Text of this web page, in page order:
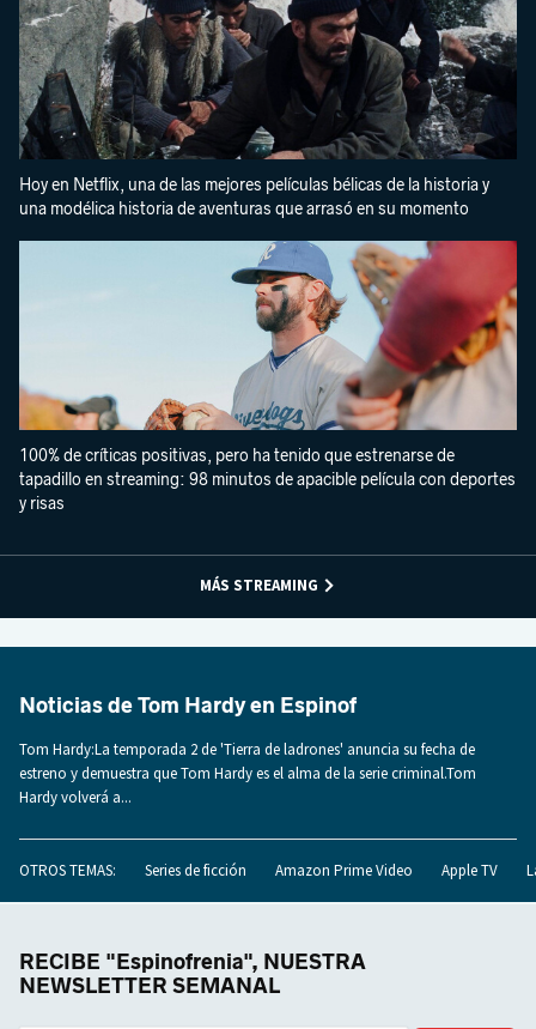
Hoy en Netflix, una de las mejores películas bélicas de la historia y
una modélica historia de aventuras que arrasó en su momento
100% de críticas positivas, pero ha tenido que estrenarse de
tapadillo en streaming: 98 minutos de apacible película con deportes
y risas
MÁS STREAMING
Noticias de Tom Hardy en Espinof
Tom Hardy:La temporada 2 de 'Tierra de ladrones' anuncia su fecha de
estreno y demuestra que Tom Hardy es el alma de la serie criminal.Tom
Hardy volverá a...
OTROS TEMAS: Series de ficción Amazon Prime Video Apple TV
RECIBE "Espinofrenia", NUESTRA
NEWSLETTER SEMANAL